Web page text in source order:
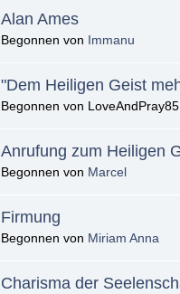
Alan Ames
Begonnen von Immanu
"Dem Heiligen Geist
Begonnen von LoveAndPray85
Anrufung zum Heiligen
Begonnen von Marcel
Firmung
Begonnen von Miriam Anna
Charisma der